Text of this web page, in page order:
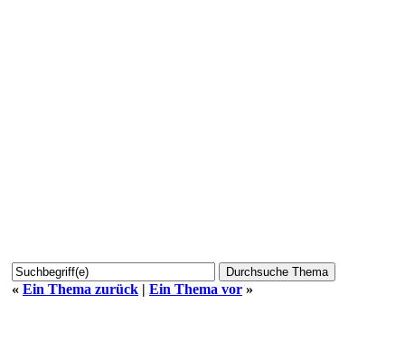
« Ein Thema zurück | Ein Thema vor »